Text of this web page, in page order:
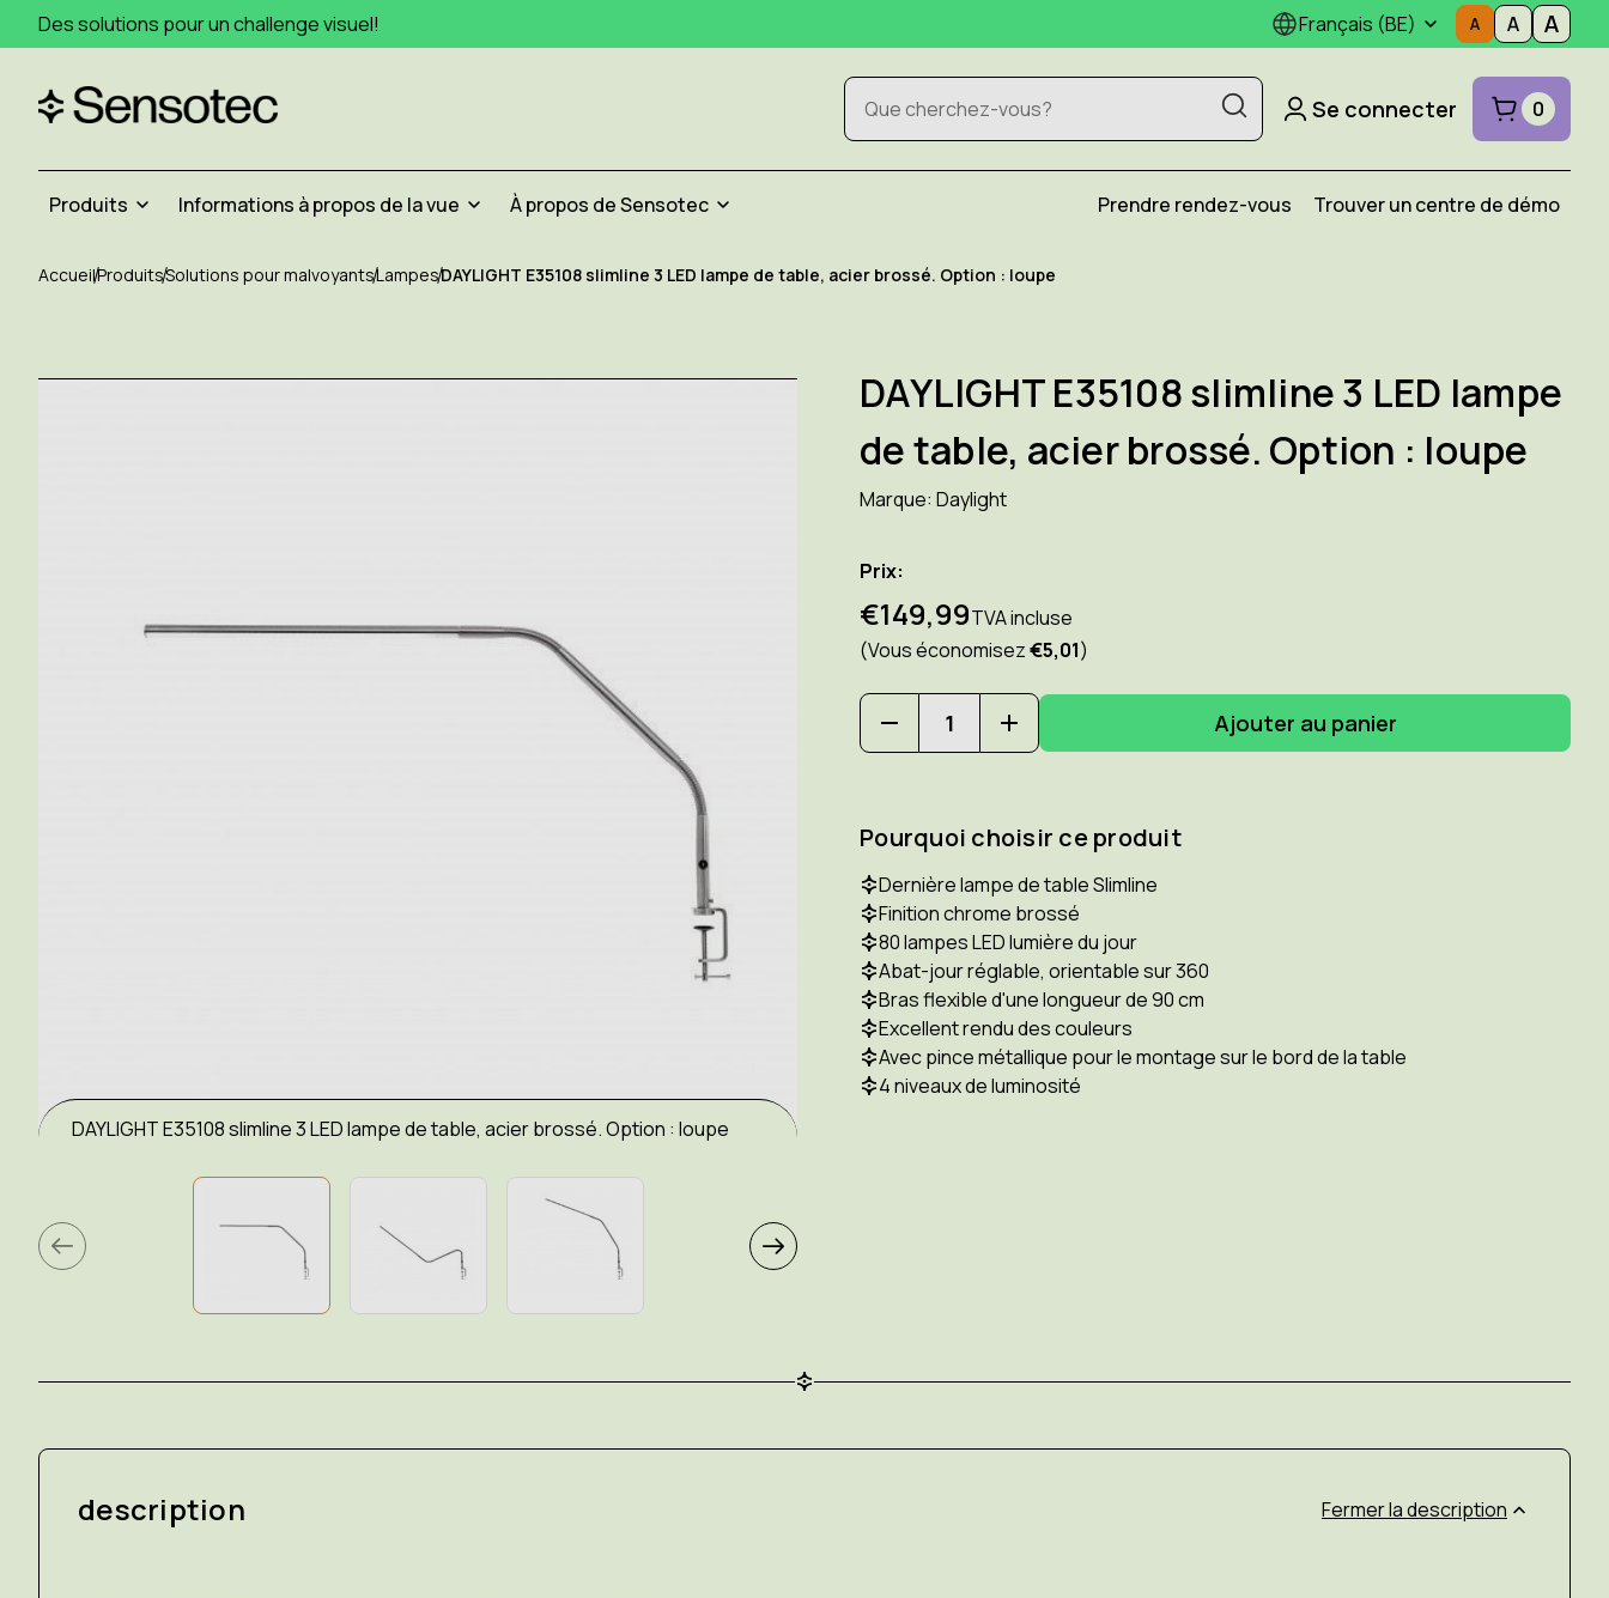
Des solutions pour un challenge visuel! Français (BE)
Rechercher
Se connecter 0
Produits Informations à propos de la vue À propos de Sensotec Prendre rendez-vous Trouver un centre de démo
AccueilProduitsSolutions pour malvoyantsLampesDAYLIGHT E35108 slimline 3 LED lampe de table, acier brossé. Option : loupe
DAYLIGHT E35108 slimline 3 LED lampe de table, acier brossé. Option : loupe
DAYLIGHT E35108 slimline 3 LED lampe
de table, acier brossé. Option : loupe
Marque: Daylight
Prix:
€149,99TVA incluse
(Vous économisez€5,01)
Diminuer
la
E35108
slimline
3
LED
lampe
de
table,
acier
brossé.
Option
:
loupe
Augmenter
la
E35108
3
LED
lampe
de
table,
acier
brossé.
Option
:
loupe
Pourquoi choisir ce produit
Dernière lampe de table Slimline
Finition chrome brossé
80 lampes LED lumière du jour
Abat-jour réglable, orientable sur 360
Bras flexible d'une longueur de 90 cm
Excellent rendu des couleurs
Avec pince métallique pour le montage sur le bord de la table
4 niveaux de luminosité
description description